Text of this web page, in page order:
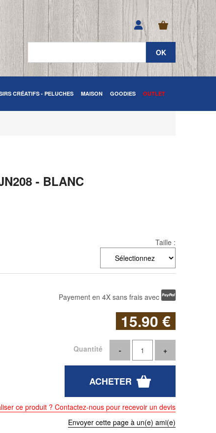
CRÉATIFS - PELUCHES MAISON GOODIES OUTLET
- BLANC
Taille :
Payement en 4X sans frais avec
15.90 €
Quantité
ce produit ? Contactez-nous pour recevoir un devis
Envoyer cette page à un(e) ami(e)